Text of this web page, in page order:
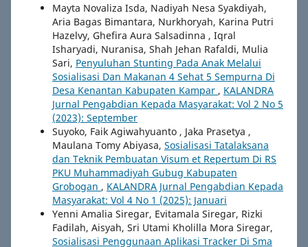
Mayta Novaliza Isda, Nadiyah Nesa Syakdiyah,
Aria Bagas Bimantara, Nurkhoryah, Karina Putri
Hazelvy, Ghefira Aura Salsadinna , Iqral
Isharyadi, Nuranisa, Shah Jehan Rafaldi, Mulia
Sari, Penyuluhan Stunting Pada Anak Melalui
Sosialisasi Dan Makanan 4 Sehat 5 Sempurna Di
Desa Kenantan Kabupaten Kampar , KALANDRA
Jurnal Pengabdian Kepada Masyarakat: Vol 2 No 5
(2023): September
Suyoko, Faik Agiwahyuanto , Jaka Prasetya ,
Maulana Tomy Abiyasa, Sosialisasi Tatalaksana
dan Teknik Pembuatan Visum et Repertum Di RS
PKU Muhammadiyah Gubug Kabupaten
Grobogan , KALANDRA Jurnal Pengabdian Kepada
Masyarakat: Vol 4 No 1 (2025): Januari
Yenni Amalia Siregar, Evitamala Siregar, Rizki
Fadilah, Aisyah, Sri Utami Kholilla Mora Siregar,
Sosialisasi Penggunaan Aplikasi Tracker Di Sma